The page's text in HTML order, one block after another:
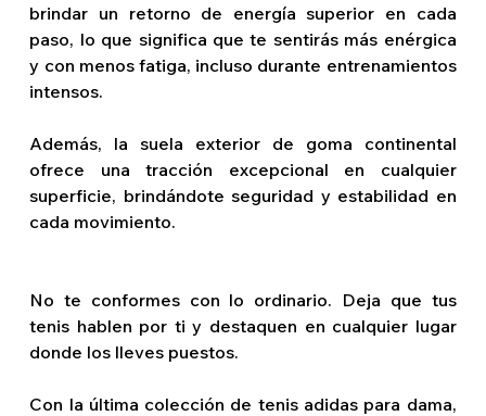
brindar un retorno de energía superior en cada
paso, lo que significa que te sentirás más enérgica
y con menos fatiga, incluso durante entrenamientos
intensos.
Además, la suela exterior de goma continental
ofrece una tracción excepcional en cualquier
superficie, brindándote seguridad y estabilidad en
cada movimiento.
No te conformes con lo ordinario. Deja que tus
tenis hablen por ti y destaquen en cualquier lugar
donde los lleves puestos.
Con la última colección de tenis adidas para dama,